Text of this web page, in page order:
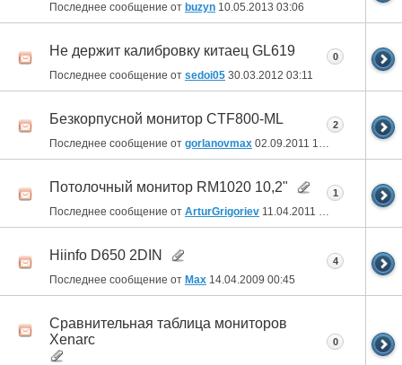
Последнее сообщение от buzyn 10.05.2013 03:06
Не держит калибровку китаец GL619
Последнее сообщение от sedoi05 30.03.2012 03:11
0
Безкорпусной монитор CTF800-ML
Последнее сообщение от gorlanovmax 02.09.2011 10:50
2
Потолочный монитор RM1020 10,2"
Последнее сообщение от ArturGrigoriev 11.04.2011
1
Hiinfo D650 2DIN
Последнее сообщение от Max 14.04.2009 00:45
4
Сравнительная таблица мониторов
Xenarc
0